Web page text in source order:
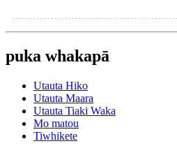
puka whakapā
Utauta Hiko
Utauta Maara
Utauta Tiaki Waka
Mo matou
Tiwhikete